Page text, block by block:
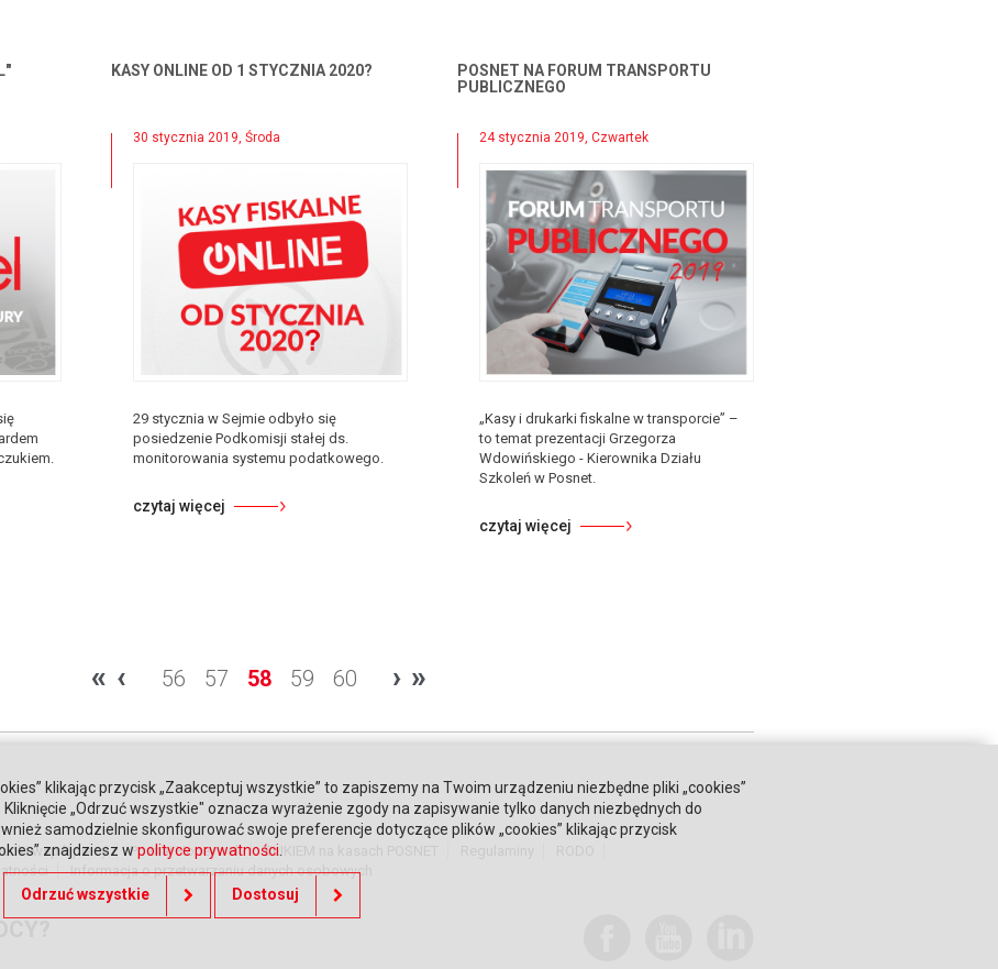
KASY ONLINE OD 1 STYCZNIA 2020?
30 stycznia 2019, Środa
29 stycznia w Sejmie odbyło się
posiedzenie Podkomisji stałej ds.
monitorowania systemu podatkowego.
czytaj więcej
POSNET NA FORUM TRANSPORTU
PUBLICZNEGO
24 stycznia 2019, Czwartek
„Kasy i drukarki fiskalne w transporcie” –
to temat prezentacji Grzegorza
Wdowińskiego - Kierownika Działu
Szkoleń w Posnet.
czytaj więcej
« ‹ 56 57 58 59 60 › »
współpracy Poznaj Honeywell BLIKIEM na kasach POSNET
Informacja o przetwarzaniu danych osobowych
klikając przycisk „Zaakceptuj wszystkie” to zapiszemy na Twoim urządzeniu niezbędne pliki „cookies”
„Odrzuć wszystkie" oznacza wyrażenie zgody na zapisywanie tylko danych niezbędnych do
samodzielnie skonfigurować swoje preferencje dotyczące plików „cookies” klikając przycisk
znajdziesz w polityce prywatności.
Odrzuć wszystkie Dostosuj